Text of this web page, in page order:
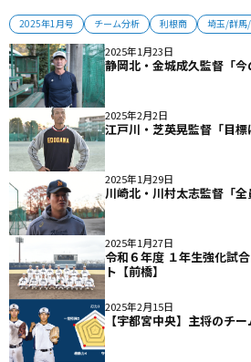
2025年1月号 チーム分析 利根商 埼玉/群馬
2025年1月23日
静岡北・金城成久監督「今
2025年2月2日
江戸川・芝英晃監督「目標
2025年1月29日
川崎北・川村太志監督「全
2025年1月27日
令和６年度 １年生強化試
ト【前橋】
2025年2月15日
【宇都宮中央】主将のチ